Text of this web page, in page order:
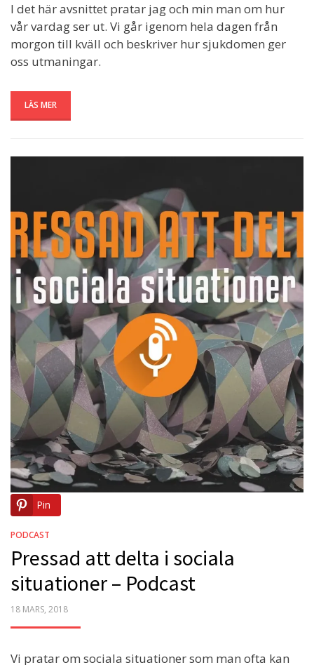
I det här avsnittet pratar jag och min man om hur
vår vardag ser ut. Vi går igenom hela dagen från
morgon till kväll och beskriver hur sjukdomen ger
oss utmaningar.
LÄS MER
Pin
PODCAST
Pressad att delta i sociala
situationer – Podcast
POSTED
18 MARS, 2018
Vi pratar om sociala situationer som man ofta kan